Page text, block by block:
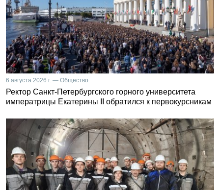
6 августа 2026 г. — Общество
Ректор Санкт-Петербургского горного университета
императрицы Екатерины II обратился к первокурсникам